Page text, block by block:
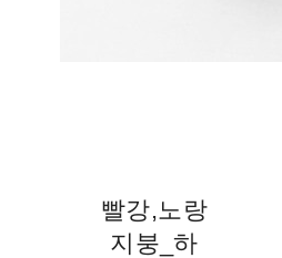
빨강,노랑
지붕_하